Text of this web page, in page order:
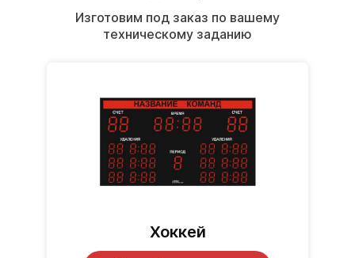
Изготовим под заказ по вашему
техническому заданию
Хоккей